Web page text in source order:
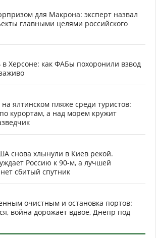
для Макрона: эксперт назвал
главными целями российского
в Херсоне: как ФАБы похоронили взвод
ялтинском пляже среди туристов:
курортам, а над морем кружит
снова хлынули в Киев рекой.
Россию к 90-м, а лучшей
сбитый спутник
очистным и остановка портов:
война дорожает вдвое, Днепр под